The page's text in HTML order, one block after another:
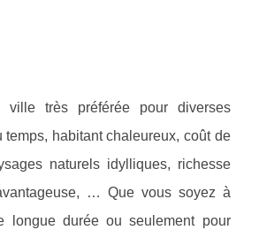
ville très préférée pour diverses
temps, habitant chaleureux, coût de
naturels idylliques, richesse
… Que vous soyez à
longue durée ou seulement pour